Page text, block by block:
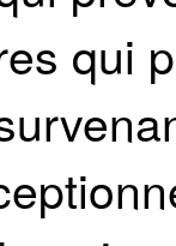
qui